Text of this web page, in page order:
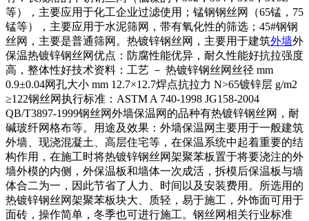
等），主要应用于化工企业过滤使用；锰钢钢丝网（65锰，75
锰等），主要应用于水泥筛网，带有氧化性的筛选；45#钢钢
丝网，主要是普通筛网。热镀锌钢丝网，主要用于建筑外墙外
保温热镀锌钢丝网优点：防腐性能优异，耐久性能好抗拉强度
高，整体性好技术资料：工艺 － 热镀锌钢丝网丝径 mm
0.9±0.04网孔大小 mm 12.7×12.7焊点抗拉力 N>65镀锌层 g/m2
≥122钢丝网执行标准：ASTM A 740-1998 JG158-2004
QB/T3897-1999钢丝网外墙保温网的品种有热镀锌钢丝网，耐
碱玻纤网格布等。用途及效果：外墙保温网主要用于一般建筑
外墙、现浇混凝土、高层住宅等，在保温系统中起着重要的结
构作用，在施工时将热镀锌钢丝网架聚苯板置于将要浇注的外
墙外模的内侧，外保温板和墙体一次成活，拆模后保温板与墙
体合二为一，因此节省了人力、时间以及安装费用。所选用的
热镀锌钢丝网架聚苯板块大、质轻，易于施工，外饰面可用于
面砖，操作简单，冬季也可进行施工。钢丝网相关行业标准